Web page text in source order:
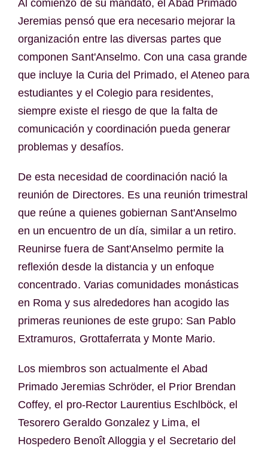
Al comienzo de su mandato, el Abad Primado
Jeremias pensó que era necesario mejorar la
organización entre las diversas partes que
componen Sant'Anselmo. Con una casa grande
que incluye la Curia del Primado, el Ateneo para
estudiantes y el Colegio para residentes,
siempre existe el riesgo de que la falta de
comunicación y coordinación pueda generar
problemas y desafíos.
De esta necesidad de coordinación nació la
reunión de Directores. Es una reunión trimestral
que reúne a quienes gobiernan Sant'Anselmo
en un encuentro de un día, similar a un retiro.
Reunirse fuera de Sant'Anselmo permite la
reflexión desde la distancia y un enfoque
concentrado. Varias comunidades monásticas
en Roma y sus alrededores han acogido las
primeras reuniones de este grupo: San Pablo
Extramuros, Grottaferrata y Monte Mario.
Los miembros son actualmente el Abad
Primado Jeremias Schröder, el Prior Brendan
Coffey, el pro-Rector Laurentius Eschlböck, el
Tesorero Geraldo Gonzalez y Lima, el
Hospedero Benoît Alloggia y el Secretario del